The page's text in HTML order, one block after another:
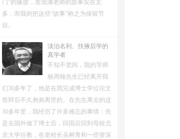
门”的缘故，发现潘老师的故事实在太
多，而我则把这些“故事”称之为保留节
目。
淡泊名利、扶掖后学的
真学者
不知不觉间，我的导师
杨周翰先生已经离开我
们30多年了，他是在我完成博士学位论文
答辩后不久匆匆离世的。在先生离去的这
30多年里，我经历了许多难忘的事情：先
是去国外做了博士后，回国后回到母校北
京大学任教，在老校长吴树青和一些资深